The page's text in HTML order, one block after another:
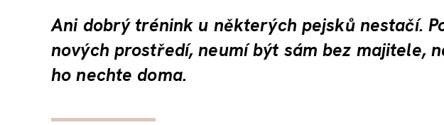
Ani dobrý trénink u některých pejsků nestačí.
nových prostředí, neumí být sám bez majitele,
ho nechte doma.